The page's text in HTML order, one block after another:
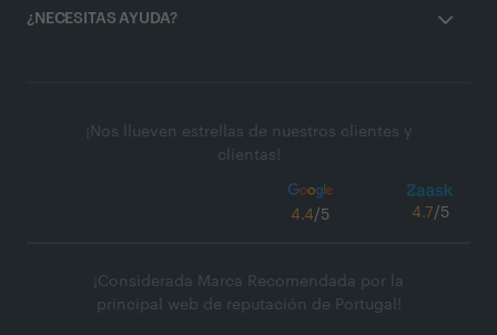
¿NECESITAS AYUDA?
¡Nos llueven estrellas de nuestros clientes y
clientas!
4.4/5 4.7/5
¡Considerada Marca Recomendada por la
principal web de reputación de Portugal!